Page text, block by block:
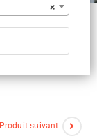
×
Produit suivant